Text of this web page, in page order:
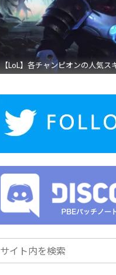
【LoL】各チャンピオンの人気ス